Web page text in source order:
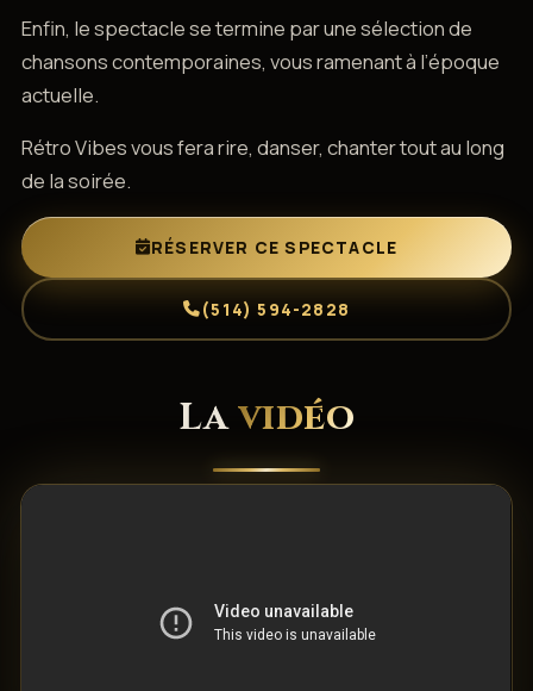
Enfin, le spectacle se termine par une sélection de
chansons contemporaines, vous ramenant à l’époque
actuelle.
Rétro Vibes vous fera rire, danser, chanter tout au long
de la soirée.
RÉSERVER CE SPECTACLE
(514) 594-2828
Lavidéo